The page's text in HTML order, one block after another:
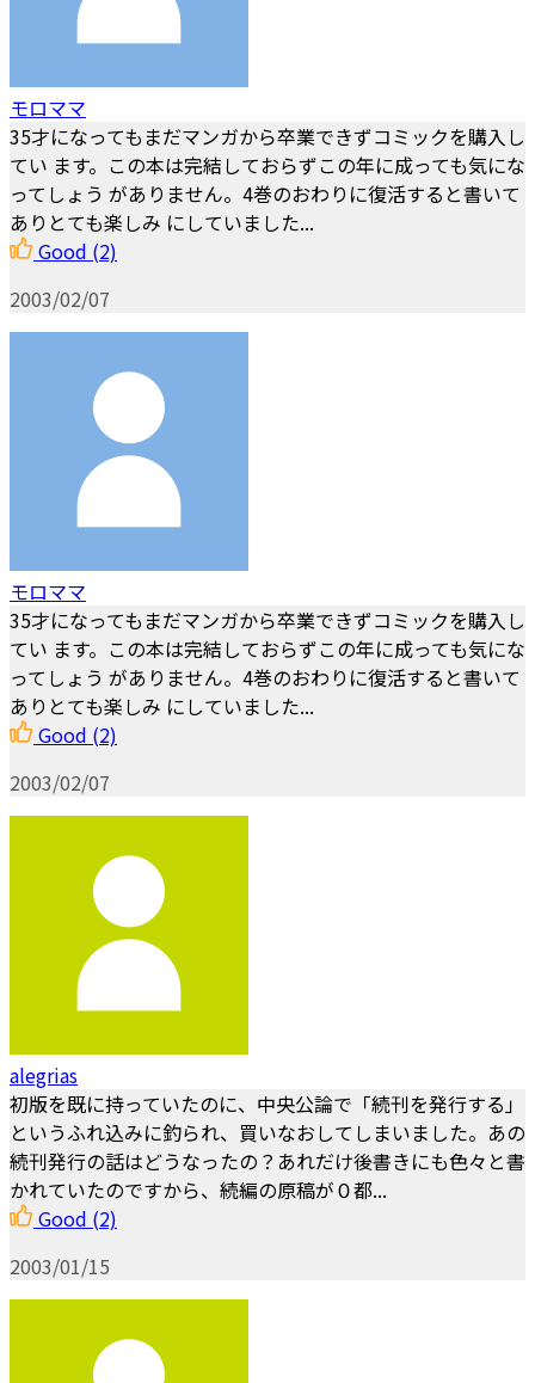
モロママ
35才になってもまだマンガから卒業できずコミックを購入し
てい ます。この本は完結しておらずこの年に成っても気にな
ってしょう がありません。4巻のおわりに復活すると書いて
ありとても楽しみ にしていました...
Good (2)
2003/02/07
モロママ
35才になってもまだマンガから卒業できずコミックを購入し
てい ます。この本は完結しておらずこの年に成っても気にな
ってしょう がありません。4巻のおわりに復活すると書いて
ありとても楽しみ にしていました...
Good (2)
2003/02/07
alegrias
初版を既に持っていたのに、中央公論で「続刊を発行する」
というふれ込みに釣られ、買いなおしてしまいました。あの
続刊発行の話はどうなったの？あれだけ後書きにも色々と書
かれていたのですから、続編の原稿が０都...
Good (2)
2003/01/15